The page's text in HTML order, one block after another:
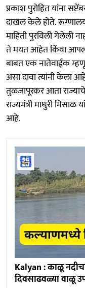
प्रकाश पुरोहित यांना
दाखल केले होते.
माहिती पुरविली गेलेली
ते मयत आहेत किंवा
बाबत एक नातेवाईक
असा दावा त्यांनी केला
तुळजापूरकर आता
राज्यमंत्री माधुरी
आहे.
Kalyan : काळू
दिवसाढवळ्या वाळू